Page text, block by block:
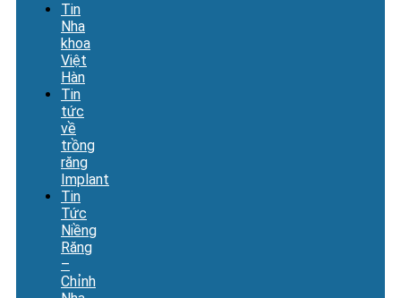
Tin
Nha
khoa
Việt
Hàn
Tin
tức
về
trồng
răng
Implant
Tin
Tức
Niềng
Răng
–
Chỉnh